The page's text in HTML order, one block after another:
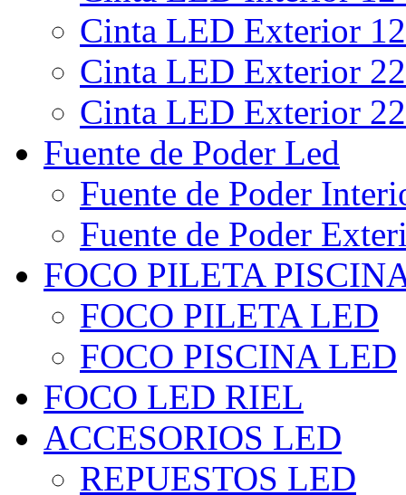
Cinta LED Exterior
Cinta LED Exterior
Cinta LED Exterior
Fuente de Poder Led
Fuente de Poder
Fuente de Poder
FOCO PILETA
FOCO PILETA LED
FOCO PISCINA LED
FOCO LED RIEL
ACCESORIOS LED
REPUESTOS LED